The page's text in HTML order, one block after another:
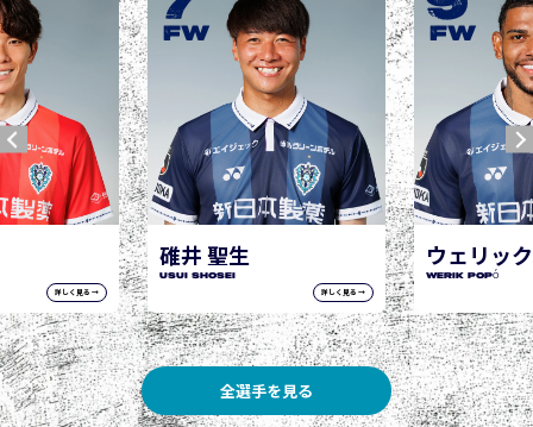
詳しく見る →
ウェリック ポポ
WERIK POPÓ
詳しく見る →
FW
JOGO
FW
全選手を見る